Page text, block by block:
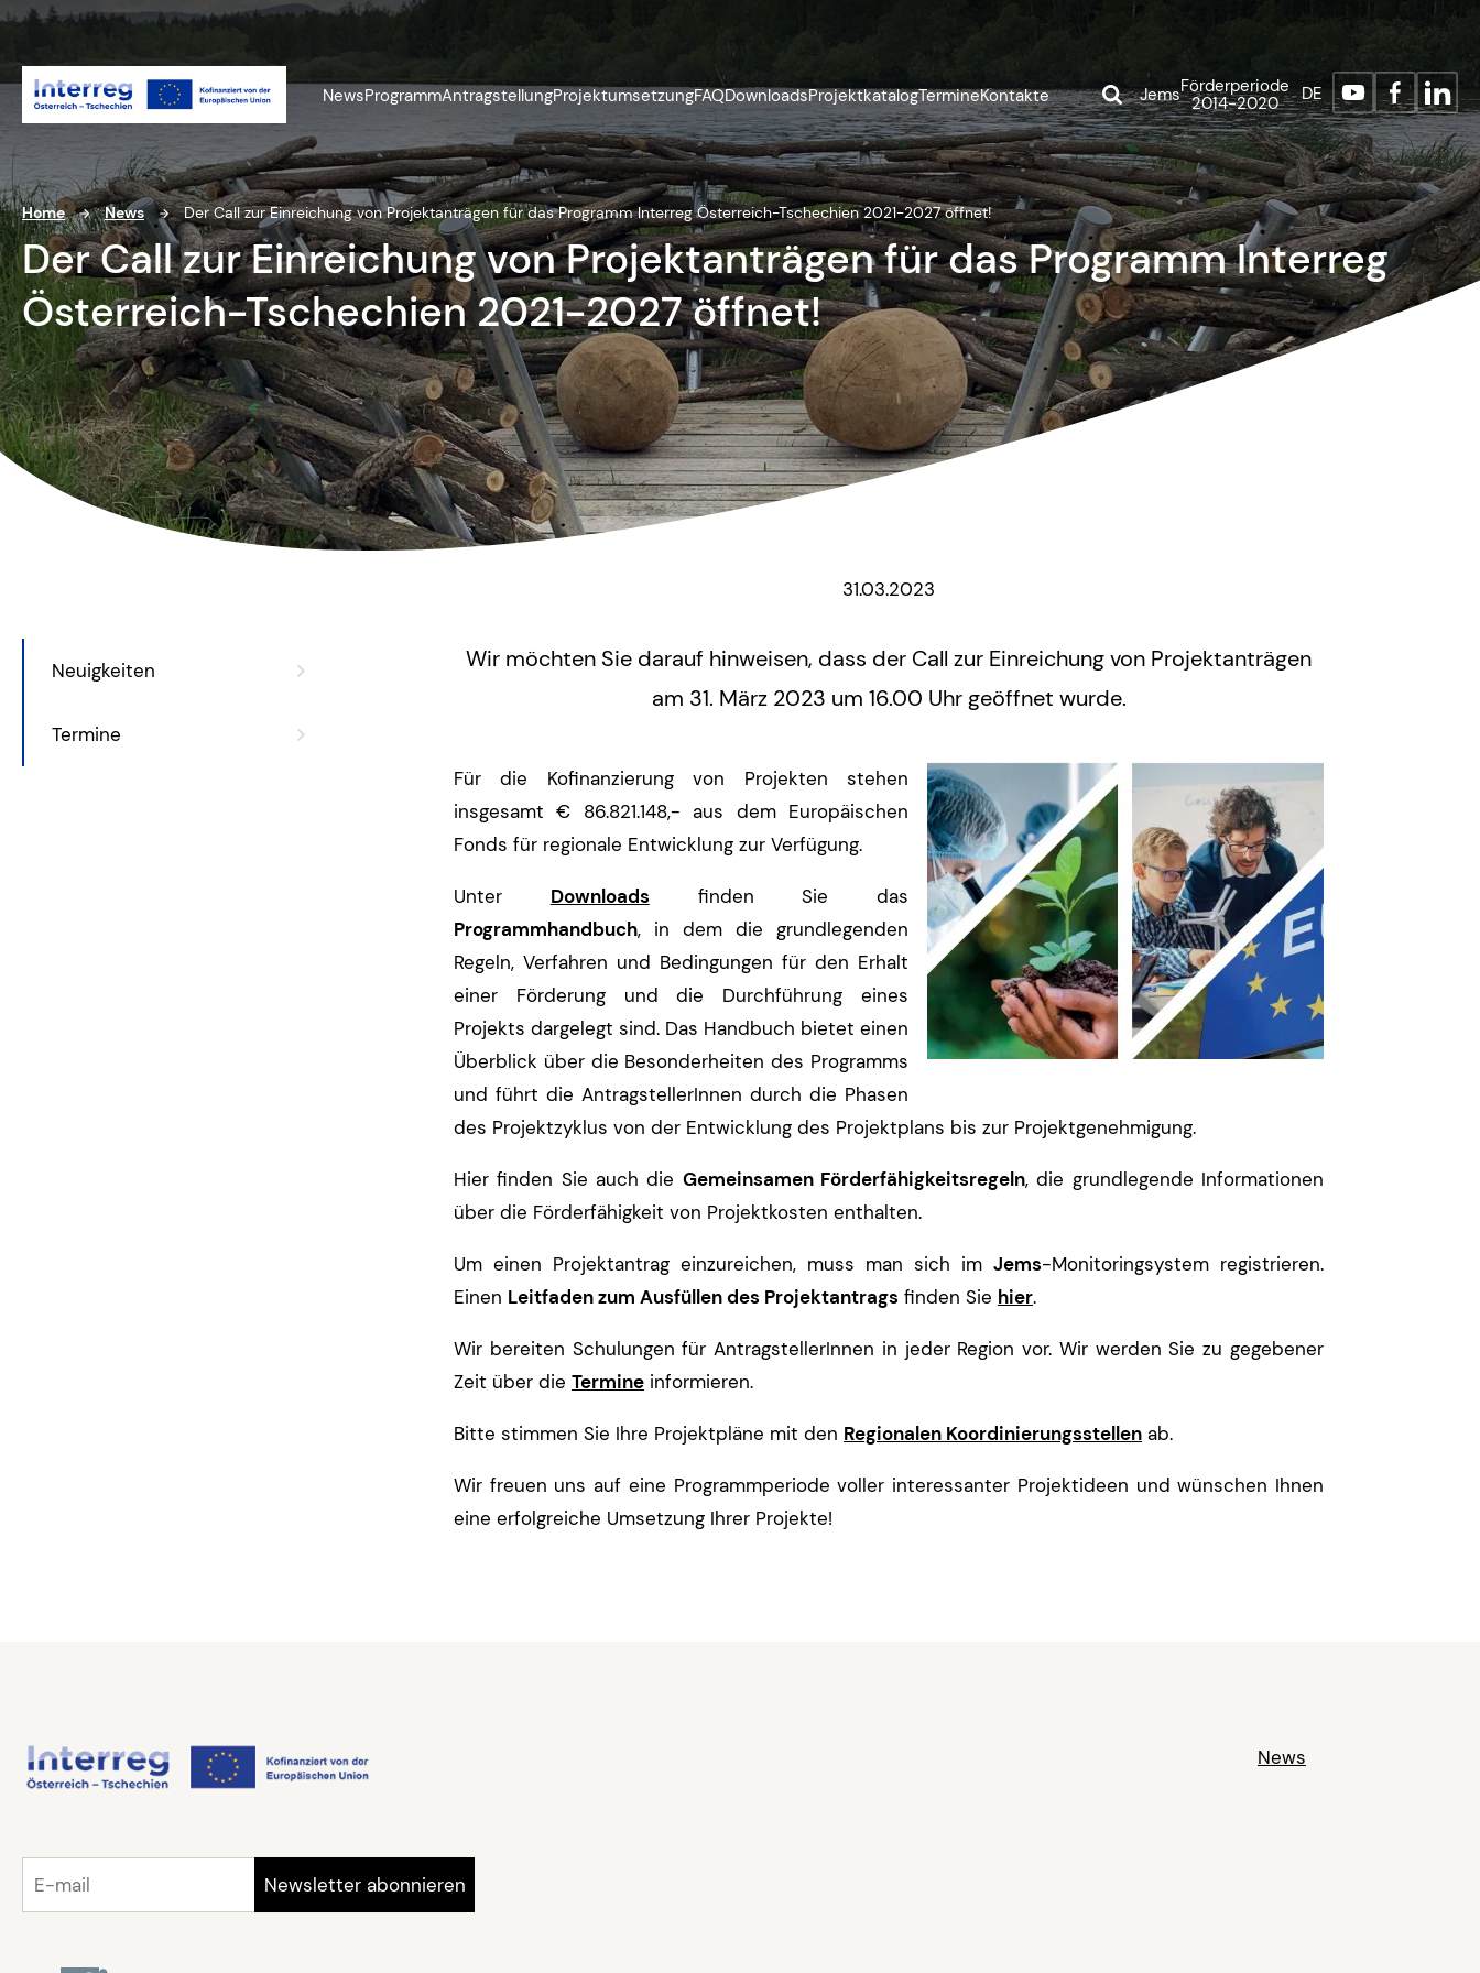
NewsProgrammAntragstellungProjektumsetzungFAQDownloadsProjektkatalogTermineKontakte JemsFörderperiode
2014-2020
DE
Home News Der Call zur Einreichung von Projektanträgen für das Programm Interreg Österreich-Tschechien 2021-2027 öffnet!
Der Call zur Einreichung von Projektanträgen für das Programm Interreg
Österreich-Tschechien 2021-2027 öffnet!
Neuigkeiten
Termine
31.03.2023
Wir möchten Sie darauf hinweisen, dass der Call zur Einreichung von Projektanträgen
am 31. März 2023 um 16.00 Uhr geöffnet wurde.
Für die Kofinanzierung von Projekten stehen
insgesamt € 86.821.148,- aus dem Europäischen
Fonds für regionale Entwicklung zur Verfügung.
Unter Downloads finden Sie das
Programmhandbuch, in dem die grundlegenden
Regeln, Verfahren und Bedingungen für den Erhalt
einer Förderung und die Durchführung eines
Projekts dargelegt sind. Das Handbuch bietet einen
Überblick über die Besonderheiten des Programms
und führt die AntragstellerInnen durch die Phasen
des Projektzyklus von der Entwicklung des Projektplans bis zur Projektgenehmigung.
Hier finden Sie auch die Gemeinsamen Förderfähigkeitsregeln, die grundlegende Informationen
über die Förderfähigkeit von Projektkosten enthalten.
Um einen Projektantrag einzureichen, muss man sich im Jems-Monitoringsystem registrieren.
Einen Leitfaden zum Ausfüllen des Projektantrags finden Sie hier.
Wir bereiten Schulungen für AntragstellerInnen in jeder Region vor. Wir werden Sie zu gegebener
Zeit über die Termine informieren.
Bitte stimmen Sie Ihre Projektpläne mit den Regionalen Koordinierungsstellen ab.
Wir freuen uns auf eine Programmperiode voller interessanter Projektideen und wünschen Ihnen
eine erfolgreiche Umsetzung Ihrer Projekte!
News